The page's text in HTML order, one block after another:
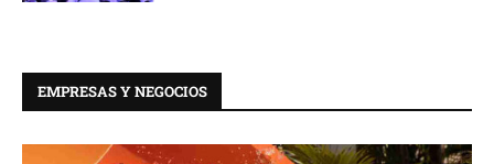
EMPRESAS Y NEGOCIOS